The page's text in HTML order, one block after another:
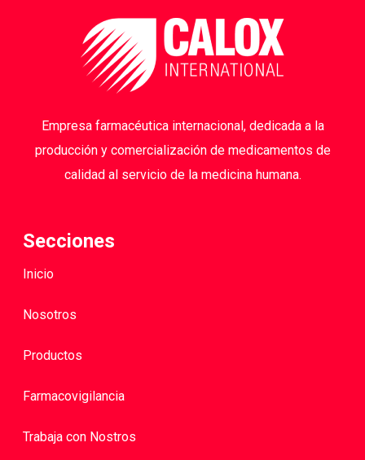
Empresa farmacéutica internacional, dedicada a la
producción y comercialización de medicamentos de
calidad al servicio de la medicina humana.
Secciones
Inicio
Nosotros
Productos
Farmacovigilancia
Trabaja con Nostros